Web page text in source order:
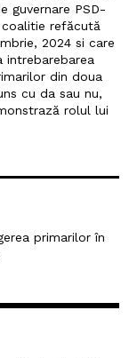
guvernare PSD-
refăcută
2024 si care
intrebarebarea
din doua
cu da sau nu,
rolul lui
primarilor în